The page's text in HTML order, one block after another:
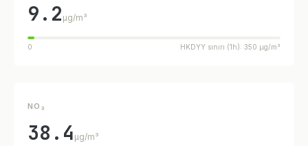
9.2 µg/m³
0 HKDYY sınırı (1h): 350 µg/m³
NO₂
38.4 µg/m³